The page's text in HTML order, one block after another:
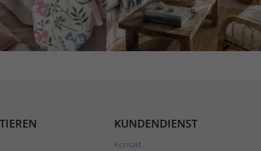
KUNDENDIENST
Kontakt